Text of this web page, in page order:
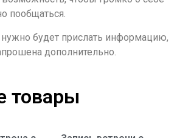
пообщаться.
будет прислать информацию,
дополнительно.
товары